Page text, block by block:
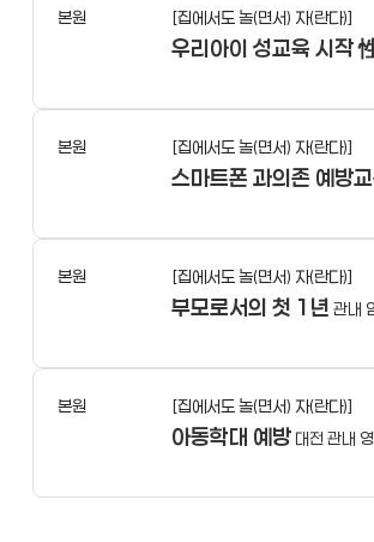
본원 [집에서도 놀(면서) 자(란다)]
우리아이 성교육 시작
본원 [집에서도 놀(면서) 자(란다)]
스마트폰 과의존 예방
본원 [집에서도 놀(면서) 자(란다)]
부모로서의 첫 1년 관내
본원 [집에서도 놀(면서) 자(란다)]
아동학대 예방대전 관내